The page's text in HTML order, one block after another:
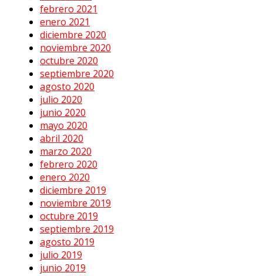
febrero 2021
enero 2021
diciembre 2020
noviembre 2020
octubre 2020
septiembre 2020
agosto 2020
julio 2020
junio 2020
mayo 2020
abril 2020
marzo 2020
febrero 2020
enero 2020
diciembre 2019
noviembre 2019
octubre 2019
septiembre 2019
agosto 2019
julio 2019
junio 2019